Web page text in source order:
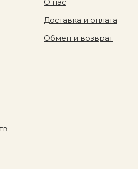
Доставка и оплата
Обмен и возврат